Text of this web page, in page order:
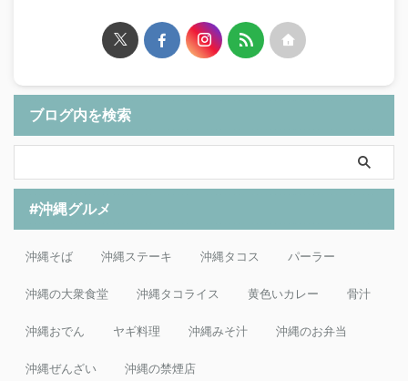
ブログ内を検索
#沖縄グルメ
沖縄そば 沖縄ステーキ 沖縄タコス パーラー
沖縄の大衆食堂 沖縄タコライス 黄色いカレー 骨汁
沖縄おでん ヤギ料理 沖縄みそ汁 沖縄のお弁当
沖縄ぜんざい 沖縄の禁煙店